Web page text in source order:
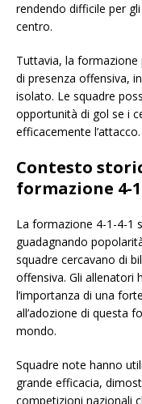
rendendo difficile per
centro.
Tuttavia, la
di presenza offensiva,
isolato. Le squadre
opportunità di gol se i
efficacemente l’attacco.
Contesto
formazione 4-
La formazione 4-1-4-1
guadagnando
squadre cercavano di
offensiva. Gli allenatori
l’importanza di una
all’adozione di questa
mondo.
Squadre note hanno
grande efficacia,
competizioni nazionali